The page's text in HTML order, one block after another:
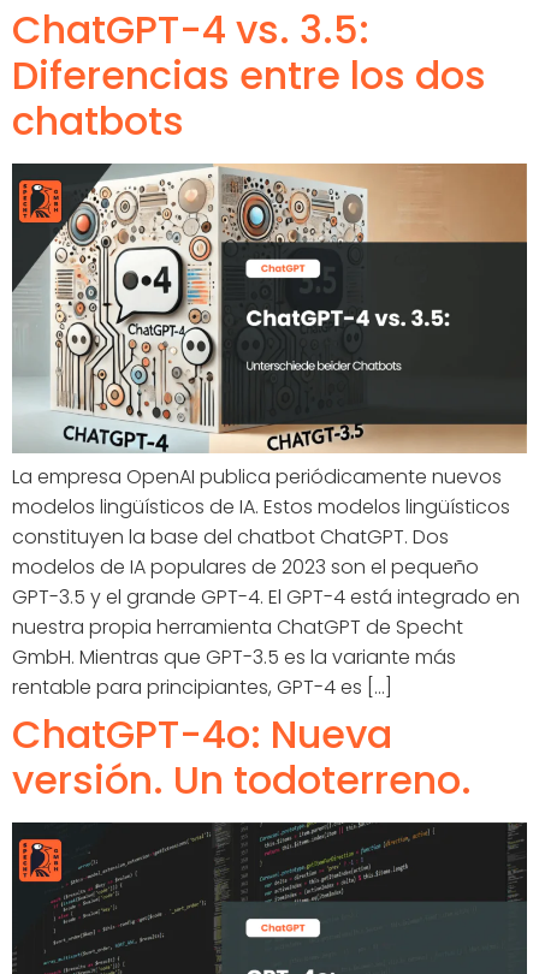
ChatGPT-4 vs. 3.5:
Diferencias entre los dos
chatbots
La empresa OpenAI publica periódicamente nuevos
modelos lingüísticos de IA. Estos modelos lingüísticos
constituyen la base del chatbot ChatGPT. Dos
modelos de IA populares de 2023 son el pequeño
GPT-3.5 y el grande GPT-4. El GPT-4 está integrado en
nuestra propia herramienta ChatGPT de Specht
GmbH. Mientras que GPT-3.5 es la variante más
rentable para principiantes, GPT-4 es [...]
ChatGPT-4o: Nueva
versión. Un todoterreno.